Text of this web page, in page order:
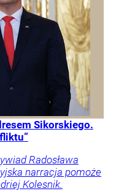
Sikorskiego.
Radosława
narracja pomoże
Kolesnik.